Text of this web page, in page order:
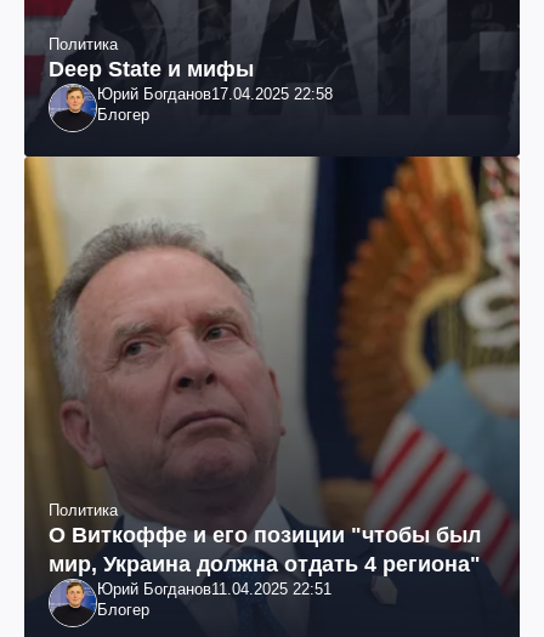
Политика
Deep State и мифы
Юрий Богданов17.04.2025 22:58
Блогер
Политика
О Виткоффе и его позиции "чтобы был
мир, Украина должна отдать 4 региона"
Юрий Богданов11.04.2025 22:51
Блогер